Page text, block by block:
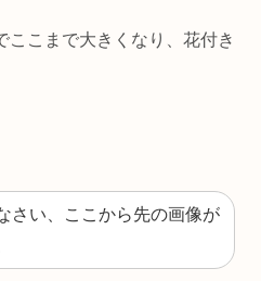
ここまで大きくなり、花付き
さい、ここから先の画像が